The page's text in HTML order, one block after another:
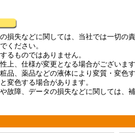
損失などに関しては、当社では一切の
ください。
るものではありません。
上、仕様が変更となる場合がございま
品、薬品などの液体により変質・変色
変色する場合があります。
故障、データの損失などに関しては、